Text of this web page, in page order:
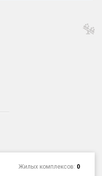
Жилых комплексов: 0